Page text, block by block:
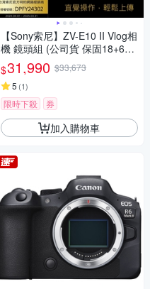
【Sony索尼】ZV-E10 II Vlog相
機 鏡頭組 (公司貨 保固18+6個
月)
$31,990 $33,673
5 (1)
限時下殺 券
加入購物車